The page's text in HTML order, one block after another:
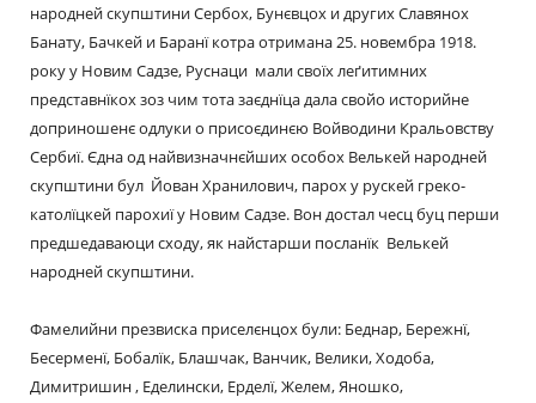
народней скупштини Сербох, Бунєвцох и других Славянох
Банату, Бачкей и Баранї котра отримана 25. новембра 1918.
року у Новим Садзе, Руснаци мали своїх леґитимних
представнїкох зоз чим тота заєднїца дала свойо историйне
доприношенє одлуки о присоєдинєю Войводини Кральовству
Сербиї. Єдна од найвизначнєйших особох Велькей народней
скупштини бул Йован Хранилович, парох у рускей греко-
католїцкей парохиї у Новим Садзе. Вон достал чесц буц перши
предшедаваюци сходу, як найстарши посланїк Велькей
народней скупштини.
Фамелийни презвиска приселєнцох були: Беднар, Бережнї,
Бесерменї, Бобалїк, Блашчак, Ванчик, Велики, Ходоба,
Димитришин , Еделински, Ерделї, Желем, Яношко,